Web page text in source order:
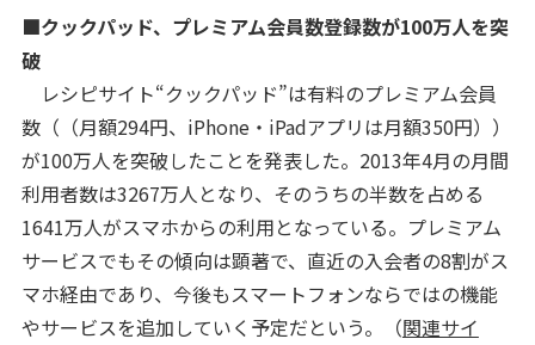
■クックパッド、プレミアム会員数登録数が100万人を突
破
レシピサイト“クックパッド”は有料のプレミアム会員
数（（月額294円、iPhone・iPadアプリは月額350円））
が100万人を突破したことを発表した。2013年4月の月間
利用者数は3267万人となり、そのうちの半数を占める
1641万人がスマホからの利用となっている。プレミアム
サービスでもその傾向は顕著で、直近の入会者の8割がス
マホ経由であり、今後もスマートフォンならではの機能
やサービスを追加していく予定だという。（関連サイ